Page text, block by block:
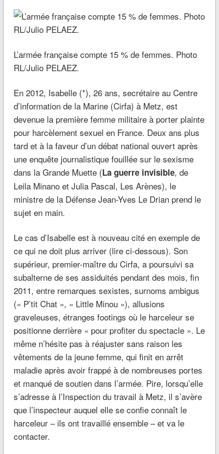
L’armée française compte 15 % de femmes. Photo
RL/Julio PELAEZ.
En 2012, Isabelle (*), 26 ans, secrétaire au Centre
d’information de la Marine (Cirfa) à Metz, est
devenue la première femme militaire à porter plainte
pour harcèlement sexuel en France. Deux ans plus
tard et à la faveur d’un débat national ouvert après
une enquête journalistique fouillée sur le sexisme
dans la Grande Muette (La guerre invisible, de
Leila Minano et Julia Pascal, Les Arènes), le
ministre de la Défense Jean-Yves Le Drian prend le
sujet en main.
Le cas d’Isabelle est à nouveau cité en exemple de
ce qui ne doit plus arriver (lire ci-dessous). Son
supérieur, premier-maître du Cirfa, a poursuivi sa
subalterne de ses assiduités pendant des mois, fin
2011, entre remarques sexistes, surnoms ambigus
(« P’tit Chat », « Little Minou »), allusions
graveleuses, étranges footings où le harceleur se
positionne derrière « pour profiter du spectacle ». Le
même n’hésite pas à réajuster sans raison les
vêtements de la jeune femme, qui finit en arrêt
maladie après avoir frappé à de nombreuses portes
et manqué de soutien dans l’armée. Pire, lorsqu’elle
s’adresse à l’Inspection du travail à Metz, il s’avère
que l’inspecteur auquel elle se confie connaît le
harceleur – ils ont travaillé ensemble – et va le
contacter.